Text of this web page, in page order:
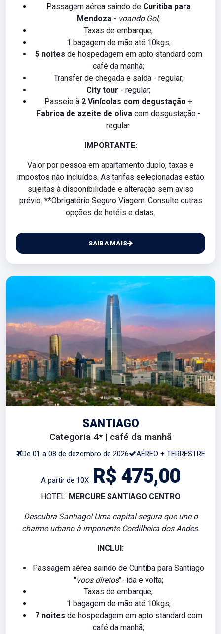
Passagem aérea saindo de Curitiba para
Mendoza - voando Gol;
Taxas de embarque;
1 bagagem de mão até 10kgs;
5 noites de hospedagem em apto standard com
café da manhã;
Transfer de chegada e saída - regular;
City tour - regular;
Passeio à 2 Vinícolas com degustação +
Fabrica de azeite de olivacom desgustação -
regular.
IMPORTANTE:
Valor por pessoa em apartamento duplo, taxas e
impostos não incluídos. As tarifas selecionadas estão
sujeitas à disponibilidade e alteração sem aviso
prévio. **Obrigatório Seguro Viagem. Consulte outras
opções de hotéis e datas.
SAIBA MAIS
SANTIAGO
Categoria 4* | café da manhã
De 01 a 08 de dezembro de 2026 AÉREO + TERRESTRE
A partir de 10X R$ 475,00
HOTEL: MERCURE SANTIAGO CENTRO
Descubra Santiago! Uma capital segura que une o
charme urbano à imponente Cordilheira dos Andes.
INCLUI:
Passagem aérea saindo de Curitiba para Santiago
"voos diretos"- ida e volta;
Taxas de embarque;
1 bagagem de mão até 10kgs;
7 noites de hospedagem em apto standard com
café da manhã;